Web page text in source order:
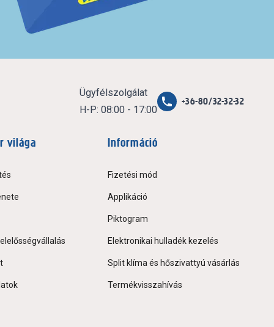
Ügyfélszolgálat
H-P: 08:00 - 17:00
+36-80/32-32-32
világa Információ
Fizetési mód
Applikáció
Piktogram
Elektronikai hulladék kezelés
Split klíma és hőszivattyú vásárlás
Termékvisszahívás